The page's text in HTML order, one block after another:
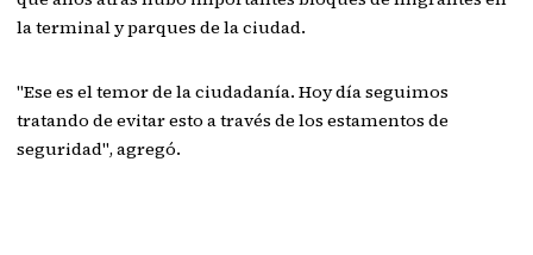
la terminal y parques de la ciudad.
"Ese es el temor de la ciudadanía. Hoy día seguimos
tratando de evitar esto a través de los estamentos de
seguridad", agregó.